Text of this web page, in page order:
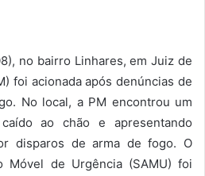
no bairro Linhares, em Juiz de
foi acionada após denúncias de
No local, a PM encontrou um
ao chão e apresentando
disparos de arma de fogo. O
Móvel de Urgência (SAMU) foi